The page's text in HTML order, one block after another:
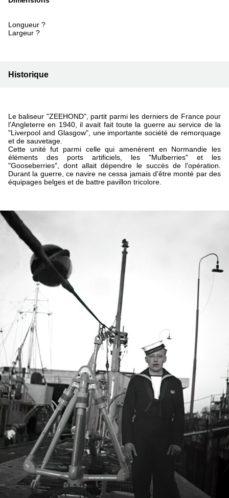
Longueur ?
Largeur ?
Historique
Le baliseur "ZEEHOND", partit parmi les derniers de France pour
l'Angleterre en 1940, il avait fait toute la guerre au service de la
"Liverpool and Glasgow", une importante société de remorquage
et de sauvetage.
Cette unité fut parmi celle qui amenèrent en Normandie les
éléments des ports artificiels, les "Mulberries" et les
"Gooseberries", dont allait dépendre le succès de l'opération.
Durant la guerre, ce navire ne cessa jamais d'être monté par des
équipages belges et de battre pavillon tricolore.